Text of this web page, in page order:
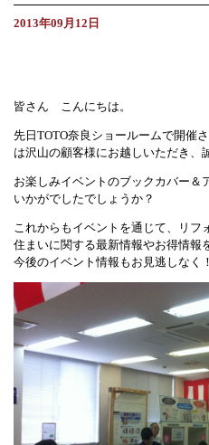
2013年09月12日
皆さん こんにちは。
先日TOTO奈良ショールームで開催
は沢山の顧客様にお越しいただき、
お楽しみイベントのブックカバー＆
いかがでしたでしょうか？
これからもイベントを通じて、リフ
住まいに関する最新情報やお得情報
今後のイベント情報もお見逃しなく！